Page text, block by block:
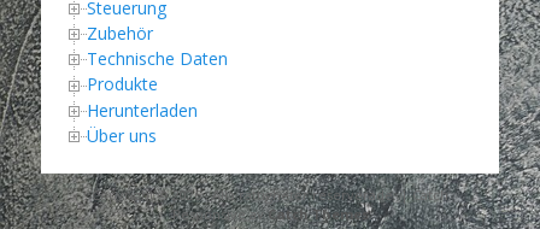
Steuerung
Zubehör
Technische Daten
Produkte
Herunterladen
Über uns
Copyright © 2026. Alla rättigheter reserverade. | Catch
Responsive avCatch Themes